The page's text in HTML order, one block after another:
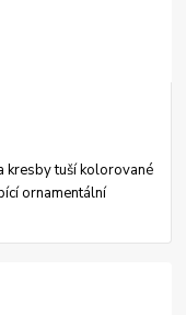
kresby tuší kolorované
ornamentální